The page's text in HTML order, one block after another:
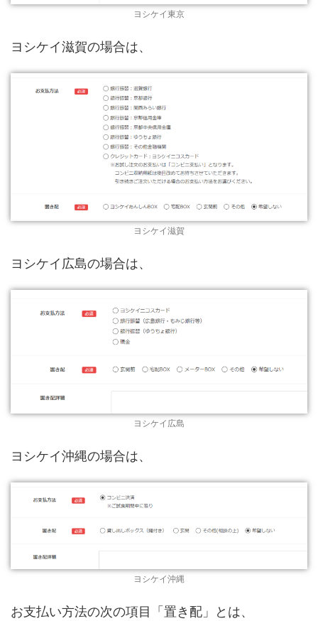
ヨシケイ東京
ヨシケイ滋賀の場合は、
ヨシケイ滋賀
ヨシケイ広島の場合は、
ヨシケイ広島
ヨシケイ沖縄の場合は、
ヨシケイ沖縄
お支払い方法の次の項目「置き配」とは、